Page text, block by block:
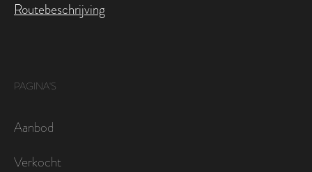
Routebeschrijving
PAGINA'S
Aanbod
Verkocht